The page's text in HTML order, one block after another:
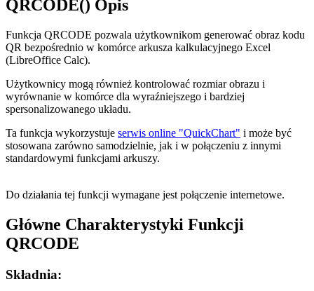
QRCODE() Opis
Funkcja QRCODE pozwala użytkownikom generować obraz kodu
QR bezpośrednio w komórce arkusza kalkulacyjnego Excel
(LibreOffice Calc).
Użytkownicy mogą również kontrolować rozmiar obrazu i
wyrównanie w komórce dla wyraźniejszego i bardziej
spersonalizowanego układu.
Ta funkcja wykorzystuje serwis online "QuickChart" i może być
stosowana zarówno samodzielnie, jak i w połączeniu z innymi
standardowymi funkcjami arkuszy.
Do działania tej funkcji wymagane jest połączenie internetowe.
Główne Charakterystyki Funkcji
QRCODE
Składnia: